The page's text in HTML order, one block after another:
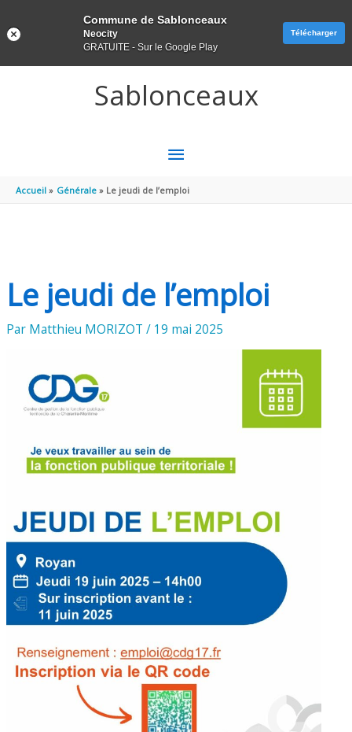
Sablonceaux
MENU
PRINCIPAL
Accueil Générale Le jeudi de l’emploi
Le jeudi de l’emploi
Par Matthieu MORIZOT/ 19 mai 2025
Commune de Sablonceaux
Neocity
GRATUITE - Sur le Google Play
Télécharger